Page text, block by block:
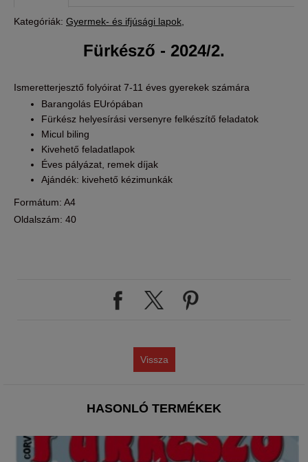
Kategóriák: Gyermek- és ifjúsági lapok
Fürkésző - 2024/2.
Ismeretterjesztő folyóirat 7-11 éves gyerekek számára
Barangolás EUrópában
Fürkész helyesírási versenyre felkészítő feladatok
Micul biling
Kivehető feladatlapok
Éves pályázat, remek díjak
Ajándék: kivehető kézimunkák
Formátum: A4
Oldalszám: 40
Vissza
HASONLÓ TERMÉKEK